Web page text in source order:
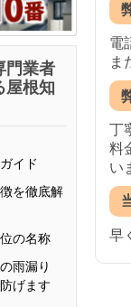
門業者
屋根知
イド
を徹底解
の名称
雨漏り
げます
電
ま
丁
料
い
早